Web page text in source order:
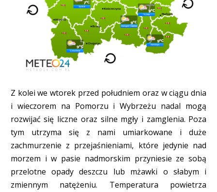
Z kolei we wtorek przed południem oraz w ciągu dnia
i wieczorem na Pomorzu i Wybrzeżu nadal mogą
rozwijać się liczne oraz silne mgły i zamglenia. Poza
tym utrzyma się z nami umiarkowane i duże
zachmurzenie z przejaśnieniami, które jedynie nad
morzem i w pasie nadmorskim przyniesie ze sobą
przelotne opady deszczu lub mżawki o słabym i
zmiennym natężeniu. Temperatura powietrza